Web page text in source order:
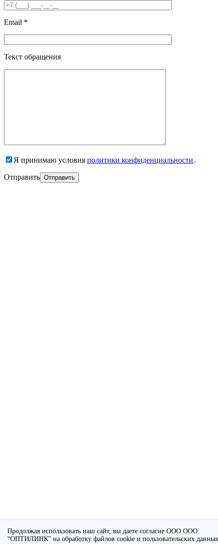
Продолжая использовать наш сайт, вы даете согласие ООО ООО
“ОПТИЛИНК” на обработку файлов cookie и пользовательских
Email *
Текст обращения
Я принимаю условия политики конфиденциальности.
Отправить